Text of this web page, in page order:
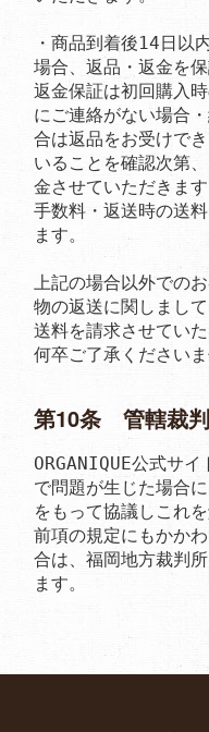
・商品到着後14日以
場合、返品・返金を保
返金保証は初回購入
にご連絡がない場合
合は返品をお受けで
いることを確認次第
金させていただきます
手数料・返送時の送
ます。
上記の場合以外での
物の返送に関しまし
送料を請求させていた
何卒ご了承くださいま
第10条 管轄裁
ORGANIQUE公式サ
で問題が生じた場合
をもって協議しこれ
前項の規定にもかか
合は、福岡地方裁判
ます。